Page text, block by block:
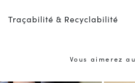
Traçabilité & Recyclabilité
Vous aimerez